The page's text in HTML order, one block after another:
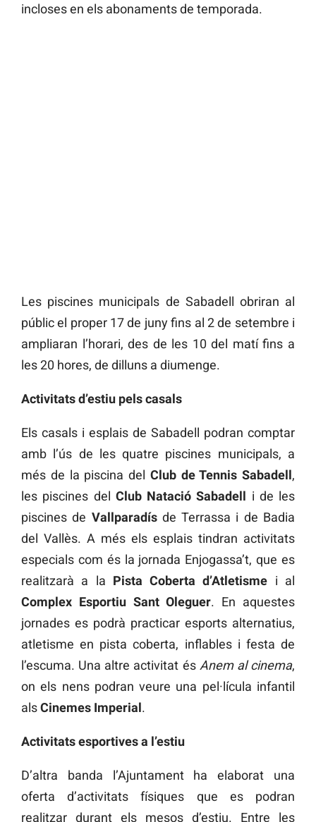
incloses en els abonaments de temporada.
Les piscines municipals de Sabadell obriran al
públic el proper 17 de juny fins al 2 de setembre i
ampliaran l’horari, des de les 10 del matí fins a
les 20 hores, de dilluns a diumenge.
Activitats d’estiu pels casals
Els casals i esplais de Sabadell podran comptar
amb l’ús de les quatre piscines municipals, a
més de la piscina del Club de Tennis Sabadell,
les piscines del Club Natació Sabadell i de les
piscines de Vallparadísde Terrassa i de Badia
del Vallès. A més els esplais tindran activitats
especials com és la jornada Enjogassa’t, que es
realitzarà a la Pista Coberta d’Atletisme i al
Complex Esportiu Sant Oleguer. En aquestes
jornades es podrà practicar esports alternatius,
atletisme en pista coberta, inflables i festa de
l’escuma. Una altre activitat és Anem al cinema,
on els nens podran veure una pel·lícula infantil
alsCinemes Imperial.
Activitats esportives a l’estiu
D’altra banda l’Ajuntament ha elaborat una
oferta d’activitats físiques que es podran
realitzar durant els mesos d’estiu. Entre les